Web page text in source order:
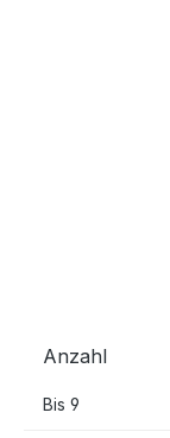
Bildergalerie
Anzahl
Bis 9